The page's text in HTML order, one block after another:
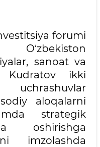
forumi
sanoat va
Kudratov ikki
aloqalarni
strategik
oshirishga
imzolashda